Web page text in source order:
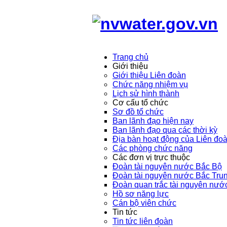
Trang chủ
Giới thiệu
Giới thiệu Liên đoàn
Chức năng nhiệm vụ
Lịch sử hình thành
Cơ cấu tổ chức
Sơ đồ tổ chức
Ban lãnh đạo hiện nay
Ban lãnh đạo qua các thời kỳ
Địa bàn hoạt động của Liên
Các phòng chức năng
Các đơn vị trực thuộc
Đoàn tài nguyên nước Bắc Bộ
Đoàn tài nguyên nước Bắc
Đoàn quan trắc tài nguyên
Hồ sơ năng lực
Cán bộ viên chức
Tin tức
Tin tức liên đoàn